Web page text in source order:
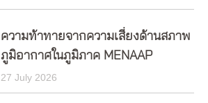
ความท้าทายจากความเสี่ยงด้านสภาพ
ภูมิอากาศในภูมิภาค MENAAP
27 July 2026